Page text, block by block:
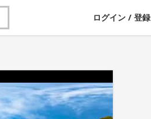
ログイン / 登録